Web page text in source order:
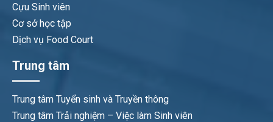
Cựu Sinh viên
Cơ sở học tập
Dịch vụ Food Court
Trung tâm
Trung tâm Tuyển sinh và Truyền thông
Trung tâm Trải nghiệm – Việc làm Sinh viên